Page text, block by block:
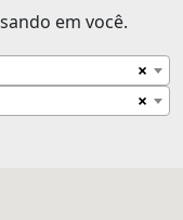
em você.
×
×